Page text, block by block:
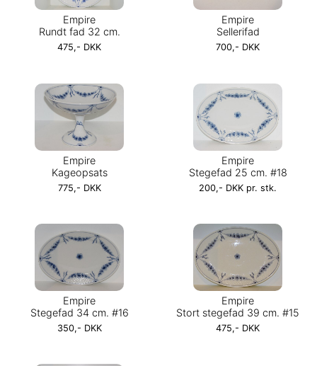
Empire
Rundt fad 32 cm.
475,- DKK
Empire
Sellerifad
700,- DKK
Empire
Kageopsats
775,- DKK
Empire
Stegefad 25 cm. #18
200,- DKK pr. stk.
Empire
Stegefad 34 cm. #16
350,- DKK
Empire
Stort stegefad 39 cm. #15
475,- DKK